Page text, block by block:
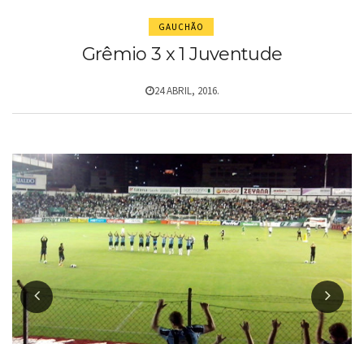
GAUCHÃO
Grêmio 3 x 1 Juventude
24 ABRIL, 2016.